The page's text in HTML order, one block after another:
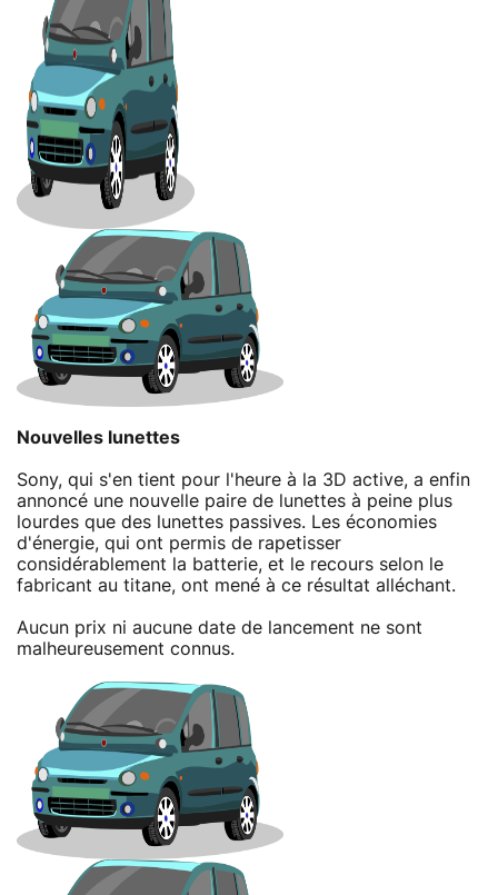
Nouvelles lunettes
Sony, qui s'en tient pour l'heure à la 3D active, a enfin
annoncé une nouvelle paire de lunettes à peine plus
lourdes que des lunettes passives. Les économies
d'énergie, qui ont permis de rapetisser
considérablement la batterie, et le recours selon le
fabricant au titane, ont mené à ce résultat alléchant.
Aucun prix ni aucune date de lancement ne sont
malheureusement connus.